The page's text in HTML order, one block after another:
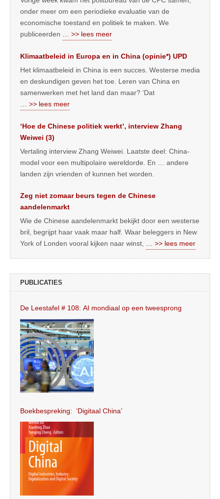
onder meer om een periodieke evaluatie van de
economische toestand en politiek te maken. We
publiceerden
… >> lees meer
Klimaatbeleid in Europa en in China (opinie*) UPD
Het klimaatbeleid in China is een succes. Westerse media
en deskundigen geven het toe. Leren van China en
samenwerken met het land dan maar? ‘Dat
… >> lees meer
‘Hoe de Chinese politiek werkt’, interview Zhang
Weiwei (3)
Vertaling interview Zhang Weiwei. Laatste deel: China-
model voor een multipolaire wereldorde. En … andere
landen zijn vrienden of kunnen het worden.
Zeg niet zomaar beurs tegen de Chinese
aandelenmarkt
Wie de Chinese aandelenmarkt bekijkt door een westerse
bril, begrijpt haar vaak maar half. Waar beleggers in New
York of Londen vooral kijken naar winst,
… >> lees meer
PUBLICATIES
De Leestafel # 108: AI mondiaal op een tweesprong
Boekbespreking: ‘Digitaal China’